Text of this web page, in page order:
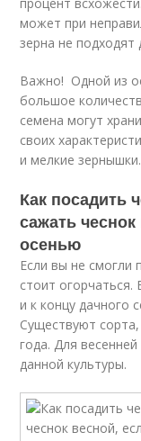
может при
зерна не
Важно! Одной из
большое
семена могут
своих
и мелкие зернышки.
Как посадить
сажать
осенью
Если вы не смогли
стоит
и к концу дачного
Существуют
года. Для
данной культуры.